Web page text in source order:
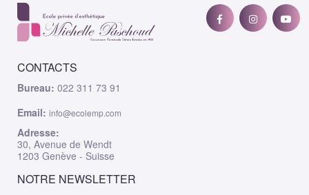
CONTACTS
Bureau: 022 311 73 91
Email: info@ecolemp.com
Adresse:
30, Avenue de Wendt
1203 Genève - Suisse
NOTRE NEWSLETTER